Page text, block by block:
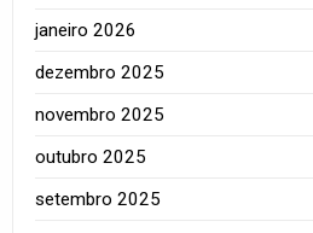
janeiro 2026
dezembro 2025
novembro 2025
outubro 2025
setembro 2025